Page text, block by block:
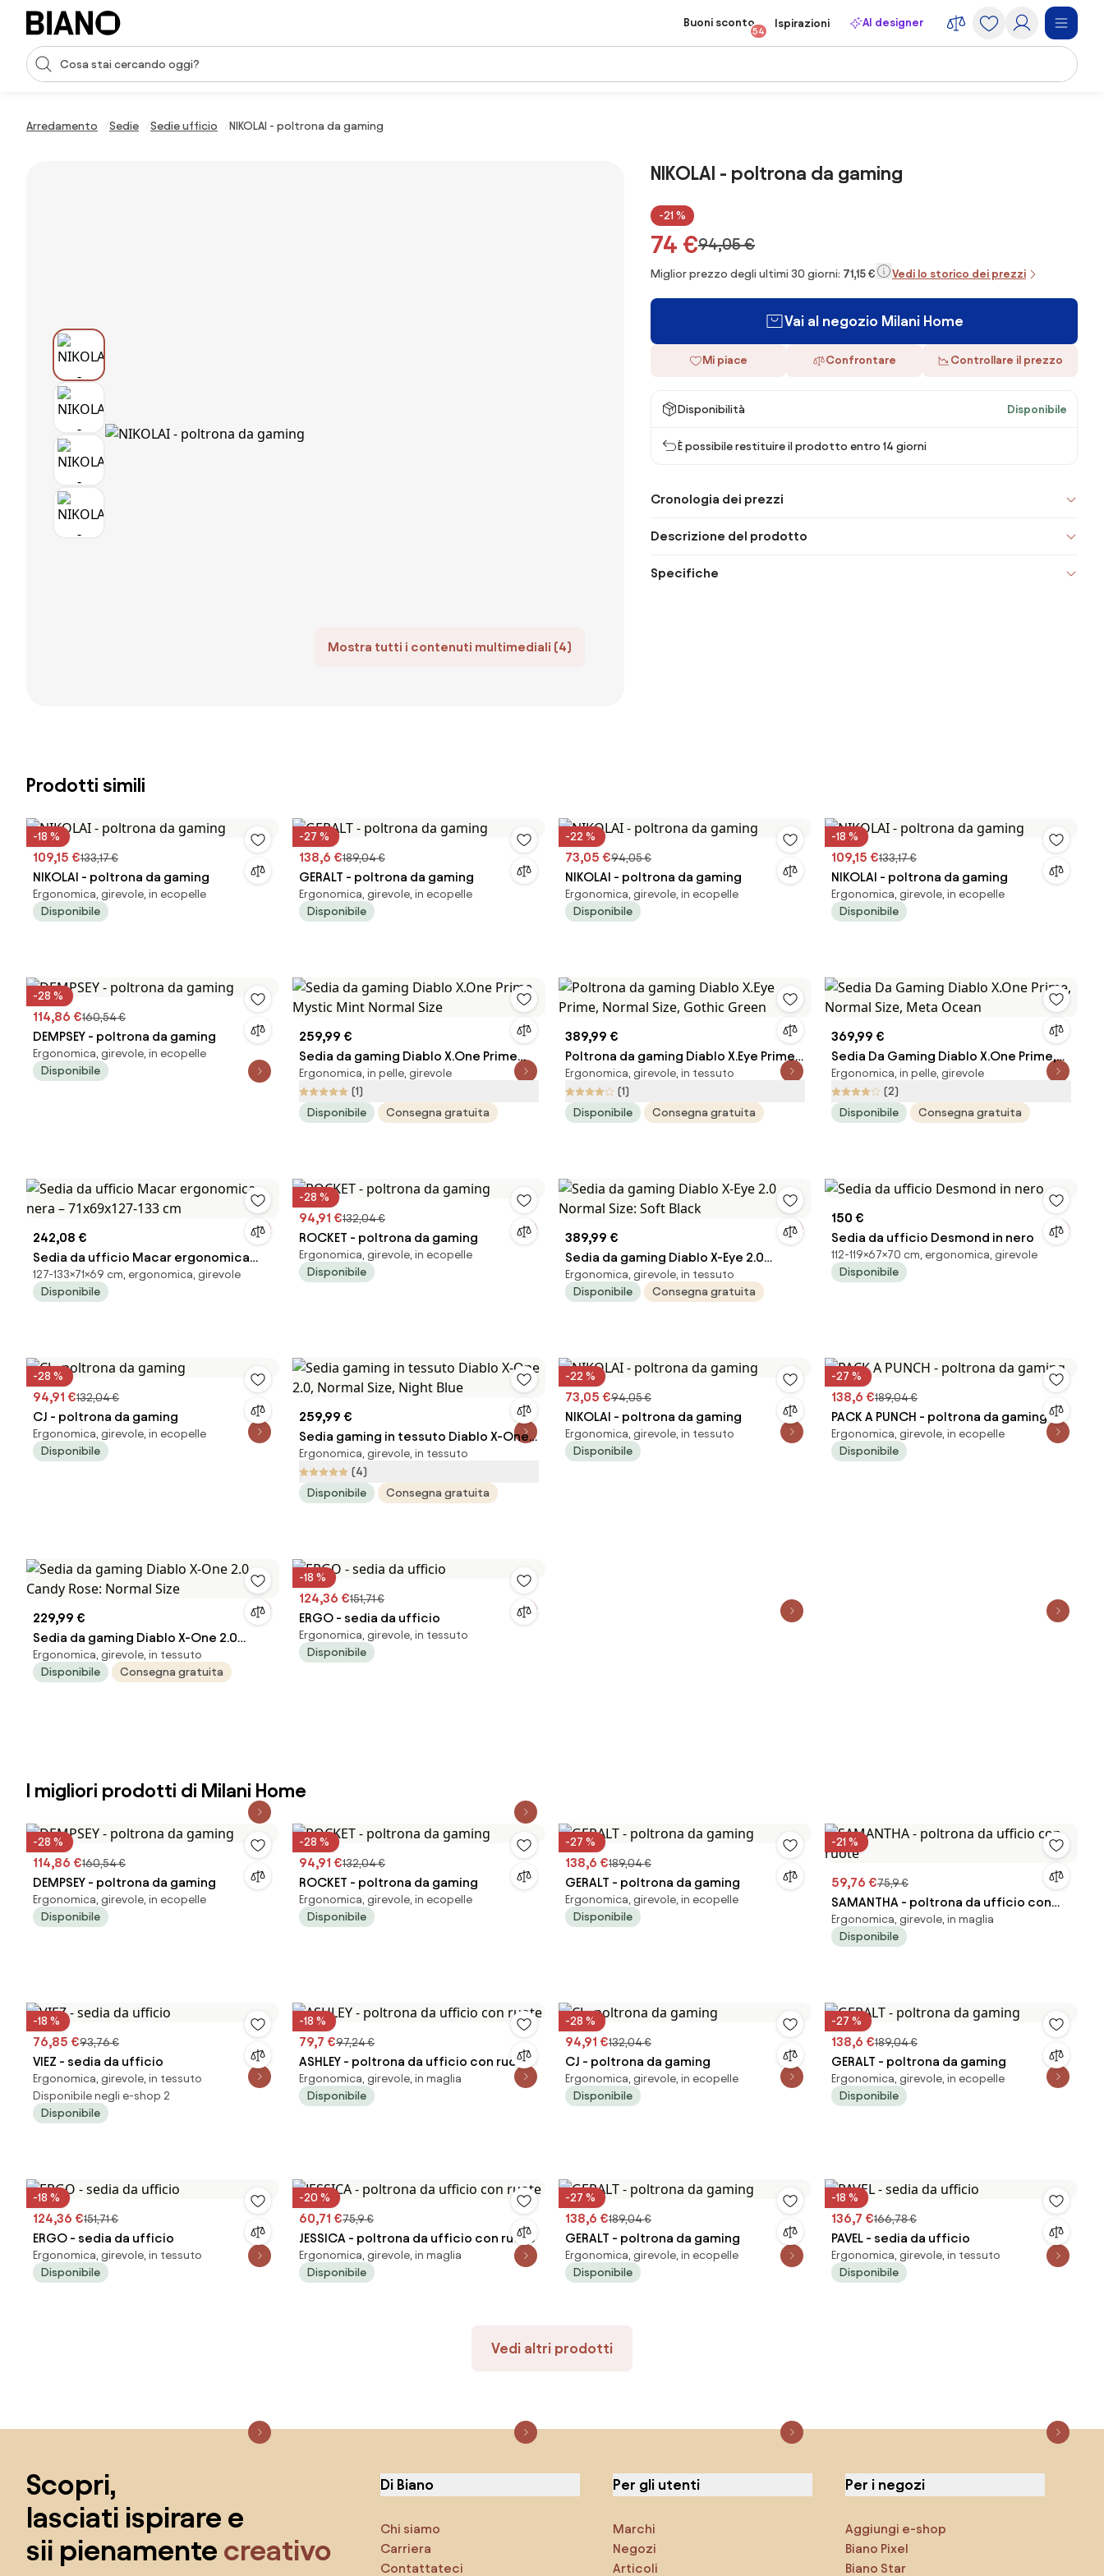
Salta la navigazione, vai al contenuto
Input della ricerca
Buoni sconto
54
Ispirazioni AI designer
Arredamento Sedie Sedie ufficio NIKOLAI - poltrona da gaming
Mostra tutti i contenuti multimediali (4)
NIKOLAI - poltrona da gaming
-21 %
74 €94,05 €
Miglior prezzo degli ultimi 30 giorni: 71,15 € Vedi lo storico dei prezzi
Vai al negozio Milani Home
Mi piace Confrontare Controllare il prezzo
Disponibilità Disponibile
È possibile restituire il prodotto entro 14 giorni
Cronologia dei prezzi
Descrizione del prodotto
Specifiche
Prodotti simili
-18 %
109,15 €133,17 €
NIKOLAI - poltrona da gaming
Ergonomica, girevole, in ecopelle
Disponibile
-27 %
138,6 €189,04 €
GERALT - poltrona da gaming
Ergonomica, girevole, in ecopelle
Disponibile
-22 %
73,05 €94,05 €
NIKOLAI - poltrona da gaming
Ergonomica, girevole, in ecopelle
Disponibile
-18 %
109,15 €133,17 €
NIKOLAI - poltrona da gaming
Ergonomica, girevole, in ecopelle
Disponibile
-28 %
114,86 €160,54 €
DEMPSEY - poltrona da gaming
Ergonomica, girevole, in ecopelle
Disponibile
259,99 €
Sedia da gaming Diablo X.One Prime
Mystic Mint Normal Size
Ergonomica, in pelle, girevole
(1)
Disponibile
Consegna gratuita
389,99 €
Poltrona da gaming Diablo X.Eye Prime,
Normal Size, Gothic Green
Ergonomica, girevole, in tessuto
(1)
Disponibile
Consegna gratuita
369,99 €
Sedia Da Gaming Diablo X.One Prime,
Normal Size, Meta Ocean
Ergonomica, in pelle, girevole
(2)
Disponibile
Consegna gratuita
242,08 €
Sedia da ufficio Macar ergonomica
nera – 71x69x127-133 cm
127-133×71×69 cm, ergonomica, girevole
Disponibile
-28 %
94,91 €132,04 €
ROCKET - poltrona da gaming
Ergonomica, girevole, in ecopelle
Disponibile
389,99 €
Sedia da gaming Diablo X-Eye 2.0
Normal Size: Soft Black
Ergonomica, girevole, in tessuto
Disponibile
Consegna gratuita
150 €
Sedia da ufficio Desmond in nero
112-119×67×70 cm, ergonomica, girevole
Disponibile
-28 %
94,91 €132,04 €
CJ - poltrona da gaming
Ergonomica, girevole, in ecopelle
Disponibile
259,99 €
Sedia gaming in tessuto Diablo X-One
2.0, Normal Size, Night Blue
Ergonomica, girevole, in tessuto
(4)
Disponibile
Consegna gratuita
-22 %
73,05 €94,05 €
NIKOLAI - poltrona da gaming
Ergonomica, girevole, in tessuto
Disponibile
-27 %
138,6 €189,04 €
PACK A PUNCH - poltrona da gaming
Ergonomica, girevole, in ecopelle
Disponibile
229,99 €
Sedia da gaming Diablo X-One 2.0
Candy Rose: Normal Size
Ergonomica, girevole, in tessuto
Disponibile
Consegna gratuita
-18 %
124,36 €151,71 €
ERGO - sedia da ufficio
Ergonomica, girevole, in tessuto
Disponibile
I migliori prodotti di Milani Home
-28 %
114,86 €160,54 €
DEMPSEY - poltrona da gaming
Ergonomica, girevole, in ecopelle
Disponibile
-28 %
94,91 €132,04 €
ROCKET - poltrona da gaming
Ergonomica, girevole, in ecopelle
Disponibile
-27 %
138,6 €189,04 €
GERALT - poltrona da gaming
Ergonomica, girevole, in ecopelle
Disponibile
-21 %
59,76 €75,9 €
SAMANTHA - poltrona da ufficio con
ruote
Ergonomica, girevole, in maglia
Disponibile
-18 %
76,85 €93,76 €
VIEZ - sedia da ufficio
Ergonomica, girevole, in tessuto
Disponibile negli e-shop 2
Disponibile
-18 %
79,7 €97,24 €
ASHLEY - poltrona da ufficio con ruote
Ergonomica, girevole, in maglia
Disponibile
-28 %
94,91 €132,04 €
CJ - poltrona da gaming
Ergonomica, girevole, in ecopelle
Disponibile
-27 %
138,6 €189,04 €
GERALT - poltrona da gaming
Ergonomica, girevole, in ecopelle
Disponibile
-18 %
124,36 €151,71 €
ERGO - sedia da ufficio
Ergonomica, girevole, in tessuto
Disponibile
-20 %
60,71 €75,9 €
JESSICA - poltrona da ufficio con ruote
Ergonomica, girevole, in maglia
Disponibile
-27 %
138,6 €189,04 €
GERALT - poltrona da gaming
Ergonomica, girevole, in ecopelle
Disponibile
-18 %
136,7 €166,78 €
PAVEL - sedia da ufficio
Ergonomica, girevole, in tessuto
Disponibile
Vedi altri prodotti
Salta il piè di pagina, vai all'inizio della pagina
Scopri,
lasciati ispirare e
sii pienamente creativo
Di Biano
Chi siamo
Carriera
Contattateci
Per gli utenti
Marchi
Negozi
Articoli
Per i negozi
Aggiungi e-shop
Biano Pixel
Biano Star